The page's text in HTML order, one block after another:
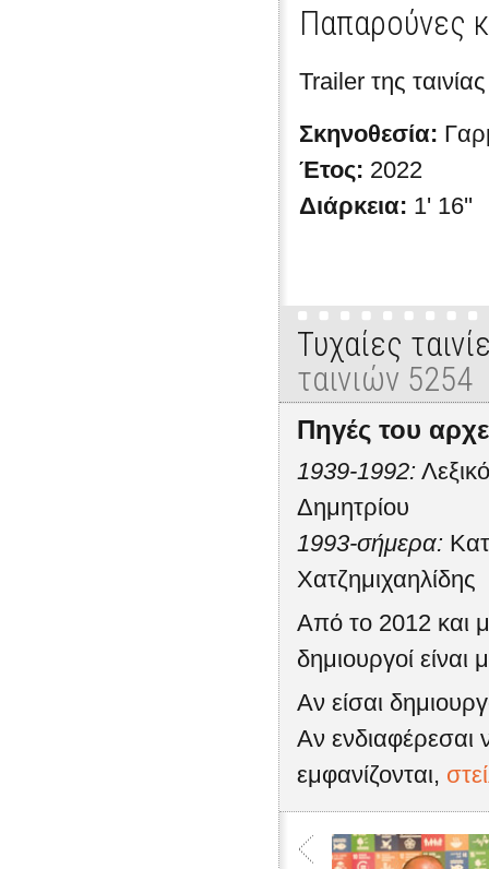
Παπαρούνες
Trailer της
Σκηνοθεσία:
Έτος: 2022
Διάρκεια: 1' 16''
Τυχαίες
ταινιών 5254
Πηγές του
1939-1992:
Δημητρίου
1993-σήμερα:
Χατζημιχαηλίδης
Από το 2012 και
δημιουργοί
Αν είσαι
Αν ενδιαφέρεσαι
εμφανίζονται,